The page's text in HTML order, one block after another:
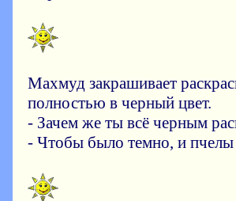
Махмуд закрашивает
полностью в черный цвет.
- Зачем же ты всё черным
- Чтобы было темно, и